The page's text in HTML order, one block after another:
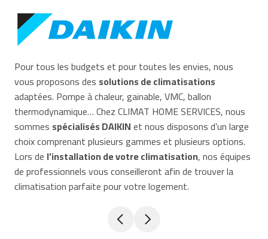
Pour tous les budgets et pour toutes les envies, nous
vous proposons des solutions de climatisations
adaptées. Pompe à chaleur, gainable, VMC, ballon
thermodynamique… Chez CLIMAT HOME SERVICES, nous
sommes spécialisés DAIKINet nous disposons d’un large
choix comprenant plusieurs gammes et plusieurs options.
Lors de l’installation de votre climatisation, nos équipes
de professionnels vous conseilleront afin de trouver la
climatisation parfaite pour votre logement.